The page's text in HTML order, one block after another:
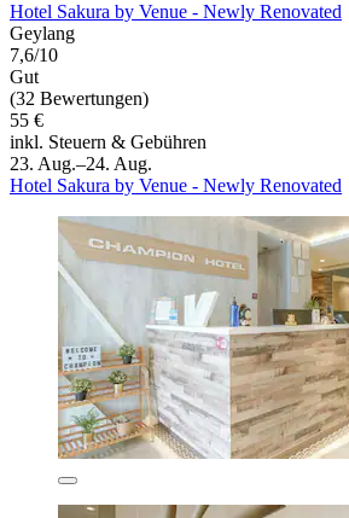
Hotel Sakura by Venue - Newly Renovated
Geylang
7,6/10
Gut
(32 Bewertungen)
55 €
inkl. Steuern & Gebühren
23. Aug.–24. Aug.
Hotel Sakura by Venue - Newly Renovated